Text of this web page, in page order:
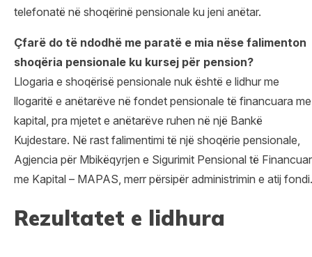
telefonatë në shoqërinë pensionale ku jeni anëtar.
Çfarë do të ndodhë me paratë e mia nëse falimenton
shoqëria pensionale ku kursej për pension?
Llogaria e shoqërisë pensionale nuk është e lidhur me
llogaritë e anëtarëve në fondet pensionale të financuara me
kapital, pra mjetet e anëtarëve ruhen në një Bankë
Kujdestare. Në rast falimentimi të një shoqërie pensionale,
Agjencia për Mbikëqyrjen e Sigurimit Pensional të Financuar
me Kapital – MAPAS, merr përsipër administrimin e atij fondi.
Rezultatet e lidhura